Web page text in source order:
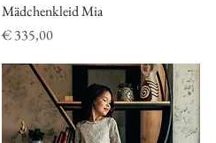
Schnellansicht
Mädchenkleid Mia
Preis
€ 335,00